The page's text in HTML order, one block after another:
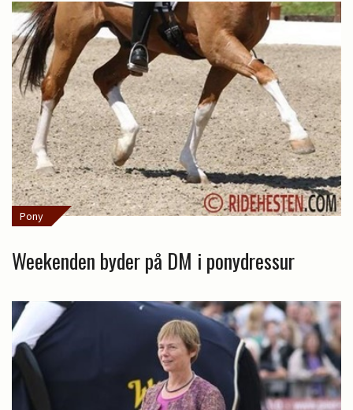
Pony
Weekenden byder på DM i ponydressur